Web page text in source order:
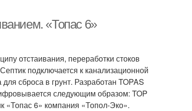
«Топас 6»
отстаивания, переработки стоков
подключается к канализационной
сброса в грунт. Разработан TOPAS
следующим образом: TOP
«Топас 6» компания «Топол-Эко».